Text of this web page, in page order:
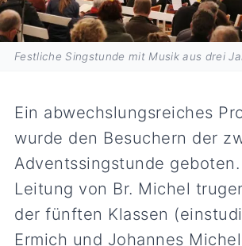
Festliche Singstunde mit Musik aus drei
Ein abwechslungsreiches
wurde den Besuchern der
Adventssingstunde
Leitung von Br. Michel
der fünften Klassen
Ermich und Johannes